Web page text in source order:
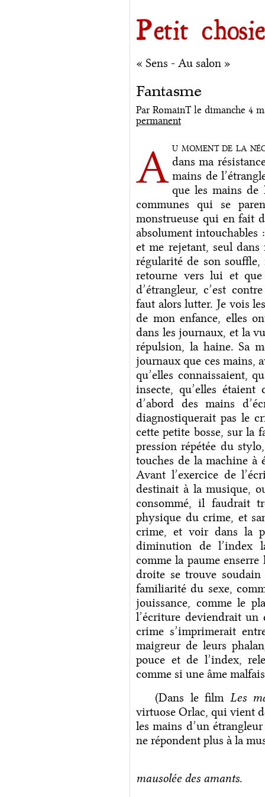
Petit
« Sens - Au salon »
Fantasme
Par RomainT le dimanche 4
permanent
A u moment de la
dans ma
mains de
que les mains de
communes qui se
monstrueuse qui en fait
absolument intouchables
et me rejetant, seul
régularité de son
retourne vers lui et
d’étrangleur, c’est
faut alors lutter. Je vois
de mon enfance, elles
dans les journaux, et la
répulsion, la haine. Sa
journaux que ces mains,
qu’elles connaissaient,
insecte, qu’elles étaient
d’abord des mains
diagnostiquerait pas le
cette petite bosse, sur la
pression répétée du
touches de la machine à
Avant l’exercice de
destinait à la musique,
consommé, il faudrait
physique du crime, et
crime, et voir dans la
diminution de l’index
comme la paume
droite se trouve
familiarité du sexe,
jouissance, comme le
l’écriture deviendrait un
crime s’imprimerait
maigreur de leurs
pouce et de l’index,
comme si une âme
(Dans le film Les
virtuose Orlac, qui vient
les mains d’un
ne répondent plus à la
mausolée des amants.